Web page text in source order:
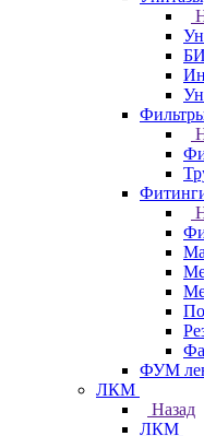
ФУМ
ЛКМ
Назад
ЛКМ